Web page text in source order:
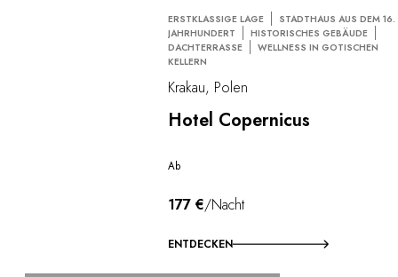
ERSTKLASSIGE LAGE
STADTHAUS AUS DEM 16.
JAHRHUNDERT
HISTORISCHES GEBÄUDE
DACHTERRASSE
WELLNESS IN GOTISCHEN
KELLERN
Krakau, Polen
Hotel Copernicus
Ab
177 €/Nacht
ENTDECKEN